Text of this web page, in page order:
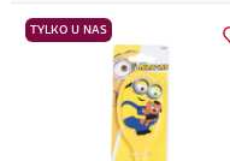
TYLKO U NAS